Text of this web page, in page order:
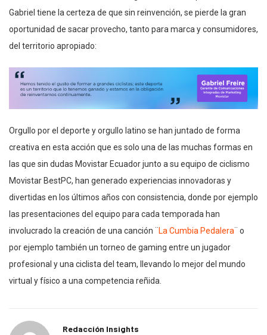
Gabriel tiene la certeza de que sin reinvención, se pierde la gran
oportunidad de sacar provecho, tanto para marca y consumidores,
del territorio apropiado:
Orgullo por el deporte y orgullo latino se han juntado de forma
creativa en esta acción que es solo una de las muchas formas en
las que sin dudas Movistar Ecuador junto a su equipo de ciclismo
Movistar BestPC, han generado experiencias innovadoras y
divertidas en los últimos años con consistencia, donde por ejemplo
las presentaciones del equipo para cada temporada han
involucrado la creación de una canción ¨La Cumbia Pedalera¨ o
por ejemplo también un torneo de gaming entre un jugador
profesional y una ciclista del team, llevando lo mejor del mundo
virtual y físico a una competencia reñida.
Redacción Insights